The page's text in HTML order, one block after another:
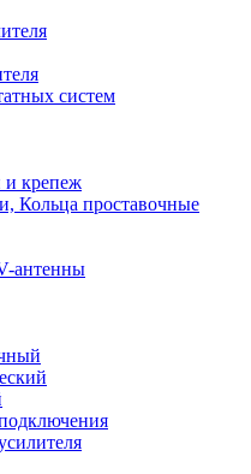
систем
и крепеж
Кольца проставочные
антенны